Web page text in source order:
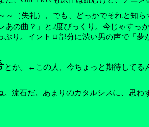
～（失礼）。でも、どっかでそれと知
の曲？」と2度びっくり。今じゃすっ
り。イントロ部分に渋い男の声で「夢
とか。←この人、今ちょっと期待して
流石だ。あまりのカタルシスに、思わ